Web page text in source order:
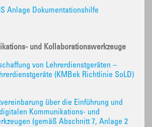
Anlage Dokumentationshilfe
und Kollaborationswerkzeuge
von Lehrerdienstgeräten –
(KMBek Richtlinie SoLD)
über die Einführung und
Kommunikations- und
(gemäß Abschnitt 7, Anlage 2